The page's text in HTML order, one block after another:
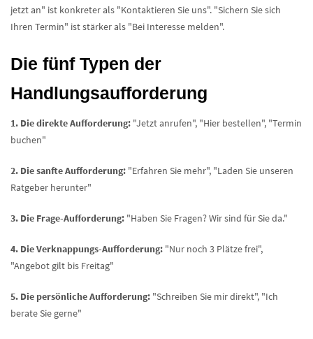
jetzt an" ist konkreter als "Kontaktieren Sie uns". "Sichern Sie sich
Ihren Termin" ist stärker als "Bei Interesse melden".
Die fünf Typen der
Handlungsaufforderung
1. Die direkte Aufforderung: "Jetzt anrufen", "Hier bestellen", "Termin
buchen"
2. Die sanfte Aufforderung: "Erfahren Sie mehr", "Laden Sie unseren
Ratgeber herunter"
3. Die Frage-Aufforderung: "Haben Sie Fragen? Wir sind für Sie da."
4. Die Verknappungs-Aufforderung: "Nur noch 3 Plätze frei",
"Angebot gilt bis Freitag"
5. Die persönliche Aufforderung: "Schreiben Sie mir direkt", "Ich
berate Sie gerne"